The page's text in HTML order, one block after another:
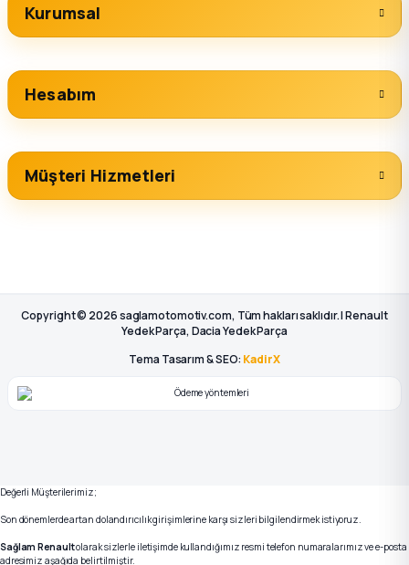
Kurumsal
Hesabım
Müşteri Hizmetleri
Copyright © 2026 saglamotomotiv.com, Tüm hakları saklıdır. | Renault
Yedek Parça, Dacia Yedek Parça
Tema Tasarım & SEO: KadirX
Değerli Müşterilerimiz;
Son dönemlerde artan dolandırıcılık girişimlerine karşı sizleri bilgilendirmek istiyoruz.
Sağlam Renaultolarak sizlerle iletişimde kullandığımız resmi telefon numaralarımız ve e-posta
adresimiz aşağıda belirtilmiştir.